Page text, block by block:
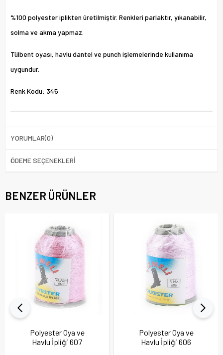
%100 polyester iplikten üretilmiştir. Renkleri parlaktır, yıkanabilir,
solma ve akma yapmaz.
Tülbent oyası, havlu dantel ve punch işlemelerinde kullanıma
uygundur.
Renk Kodu: 345
YORUMLAR(0)
ÖDEME SEÇENEKLERI
BENZER ÜRÜNLER
Polyester Oya ve
Havlu İpliği 607
Polyester Oya ve
Havlu İpliği 606